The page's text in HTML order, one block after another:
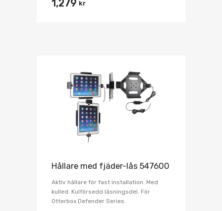
1,279 kr
Hållare med fjäder-lås 547600
Aktiv hållare för fast installation. Med
kulled. Kulförsedd låsningsdel. För
Otterbox Defender Series.